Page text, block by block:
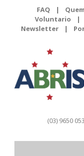
FAQ |
Voluntario
|
Newsletter
|
(03) 9650